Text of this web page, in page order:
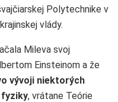
Polytechnike v
vlády.
Mileva svoj
Einsteinom a že
vývoji niektorých
fyziky, vrátane Teórie